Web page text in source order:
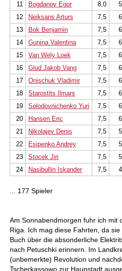
11
Bogdanov Egor 8,0
12
Neiksans Arturs 7,5
13
Bok Benjamin 7,5
14
Gunina Valentina 7,5
15
Van Wely Loek 7,5
16
Glud Jakob Vang 7,5
17
Onischuk Vladimir 7,5
18
Starostits Ilmars 7,5
19
Solodovnichenko Yuri 7,5
20
Hansen Eric 7,5
21
Nikolajev Denis 7,5
22
Esipenko Andrey 7,5
23
Stocek Jiri 7,5
24
Nasibullin Iskander 7,5
... 177 Spieler
Am Sonnabendmorgen fuhr ich mit
Riga. Ich mag diese Fahrten, da
Buch über die absonderliche
nach Petuschki erinnern. Im
(unbemerkte) Revolution und
Tscherkassowo zur Haupstadt